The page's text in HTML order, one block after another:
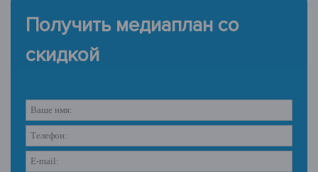
Получить медиаплан со
скидкой